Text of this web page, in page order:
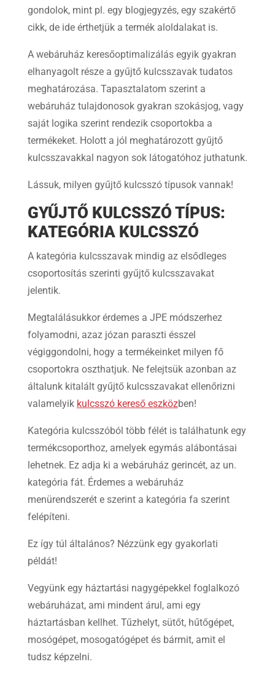
gondolok, mint pl. egy blogjegyzés, egy szakértő
cikk, de ide érthetjük a termék aloldalakat is.
A webáruház keresőoptimalizálás egyik gyakran
elhanyagolt része a gyűjtő kulcsszavak tudatos
meghatározása. Tapasztalatom szerint a
webáruház tulajdonosok gyakran szokásjog, vagy
saját logika szerint rendezik csoportokba a
termékeket. Holott a jól meghatározott gyűjtő
kulcsszavakkal nagyon sok látogatóhoz juthatunk.
Lássuk, milyen gyűjtő kulcsszó típusok vannak!
GYŰJTŐ KULCSSZÓ TÍPUS:
KATEGÓRIA KULCSSZÓ
A kategória kulcsszavak mindig az elsődleges
csoportosítás szerinti gyűjtő kulcsszavakat
jelentik.
Megtalálásukkor érdemes a JPE módszerhez
folyamodni, azaz józan paraszti ésszel
végiggondolni, hogy a termékeinket milyen fő
csoportokra oszthatjuk. Ne felejtsük azonban az
általunk kitalált gyűjtő kulcsszavakat ellenőrizni
valamelyik kulcsszó kereső eszközben!
Kategória kulcsszóból több félét is találhatunk egy
termékcsoporthoz, amelyek egymás alábontásai
lehetnek. Ez adja ki a webáruház gerincét, az un.
kategória fát. Érdemes a webáruház
menürendszerét e szerint a kategória fa szerint
felépíteni.
Ez így túl általános? Nézzünk egy gyakorlati
példát!
Vegyünk egy háztartási nagygépekkel foglalkozó
webáruházat, ami mindent árul, ami egy
háztartásban kellhet. Tűzhelyt, sütőt, hűtőgépet,
mosógépet, mosogatógépet és bármit, amit el
tudsz képzelni.